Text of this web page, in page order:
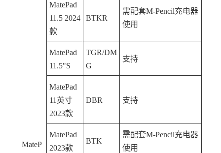
MateP
MatePad
11.5 2024
款
BTKR
需配套M-Pencil充电器
使用
MatePad
11.5"S
TGR/DM
G
支持
MatePad
11英寸
2023款
DBR 支持
MatePad
2023款
BTK
需配套M-Pencil充电器
使用